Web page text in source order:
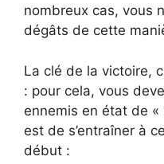
nombreux cas, vous
dégâts de cette
La clé de la victoire,
: pour cela, vous
ennemis en état de
est de s’entraîner à
début :